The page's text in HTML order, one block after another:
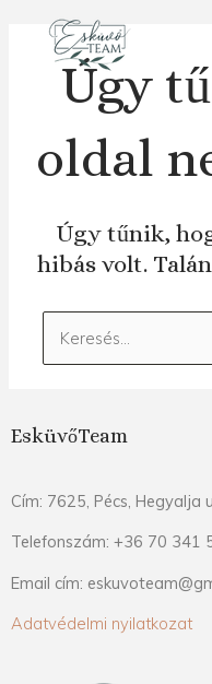
tartalomraÚgy
oldal
Úgy tűnik,
hibás volt.
Keresés:
EsküvőTeam
Cím: 7625, Pécs, Hegyalja
Telefonszám: +36 70 341
Email cím:
Adatvédelmi nyilatkozat